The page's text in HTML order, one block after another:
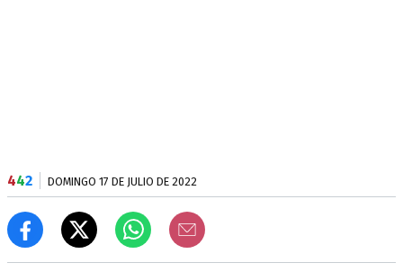
442 DOMINGO 17 DE JULIO DE 2022